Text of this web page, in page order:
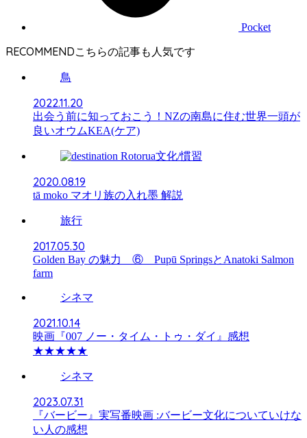
Pocket
RECOMMEND
鳥
2022.11.20
出会う前に知っておこう！NZの南島に住む世界一頭が
良いオウムKEA(ケア)
文化/慣習
2020.08.19
tā moko マオリ族の入れ墨 解説
旅行
2017.05.30
Golden Bay の魅力 ⑥ Pupū SpringsとAnatoki Salmon
farm
シネマ
2021.10.14
映画『007 ノー・タイム・トゥ・ダイ』感想
★★★★★
シネマ
2023.07.31
『バービー』実写番映画 :バービー文化についていけな
い人の感想